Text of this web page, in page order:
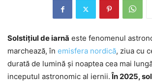
Solstițiul de iarnă este fenomenul
marchează, în emisfera nordică, ziua cu
durată de lumină și noaptea cea mai
inceputul astronomic al iernii.În 2025,